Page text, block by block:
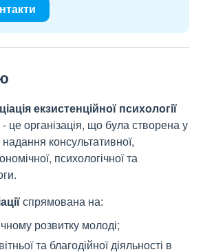
екзистенційної психології
- це організація, що була створена у
консультативної,
психологічної та
спрямована на:
розвитку молоді;
та благодійної діяльності в